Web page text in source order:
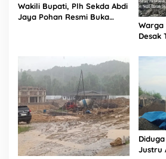
Wakili Bupati, Plh Sekda Abdi
Jaya Pohan Resmi Buka
Warga
Desak
Jalan,
Justru